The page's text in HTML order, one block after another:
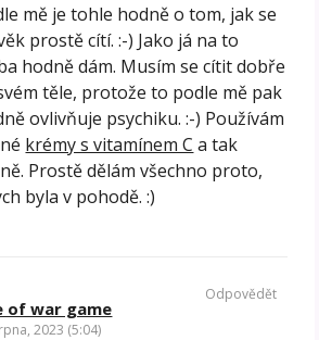
mě je tohle hodně o tom, jak se
prostě cítí. :-) Jako já na to
hodně dám. Musím se cítit dobře
těle, protože to podle mě pak
ovlivňuje psychiku. :-) Používám
krémy s vitamínem C a tak
Prostě dělám všechno proto,
byla v pohodě. :)
of war game
2023 (5:04)
Odpovědět